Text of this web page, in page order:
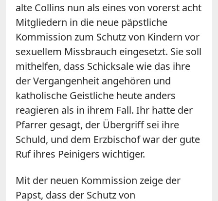
alte Collins nun als eines von vorerst acht
Mitgliedern in die neue päpstliche
Kommission zum Schutz von Kindern vor
sexuellem Missbrauch eingesetzt. Sie soll
mithelfen, dass Schicksale wie das ihre
der Vergangenheit angehören und
katholische Geistliche heute anders
reagieren als in ihrem Fall. Ihr hatte der
Pfarrer gesagt, der Übergriff sei ihre
Schuld, und dem Erzbischof war der gute
Ruf ihres Peinigers wichtiger.
Mit der neuen Kommission zeige der
Papst, dass der Schutz von